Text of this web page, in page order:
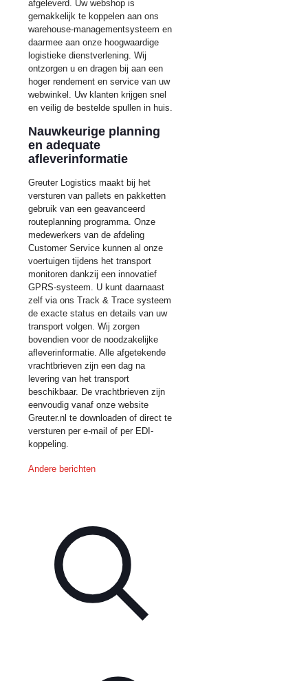
afgeleverd. Uw webshop is
gemakkelijk te koppelen aan ons
warehouse-managementsysteem en
daarmee aan onze hoogwaardige
logistieke dienstverlening. Wij
ontzorgen u en dragen bij aan een
hoger rendement en service van uw
webwinkel. Uw klanten krijgen snel
en veilig de bestelde spullen in huis.
Nauwkeurige planning
en adequate
afleverinformatie
Greuter Logistics maakt bij het
versturen van pallets en pakketten
gebruik van een geavanceerd
routeplanning programma. Onze
medewerkers van de afdeling
Customer Service kunnen al onze
voertuigen tijdens het transport
monitoren dankzij een innovatief
GPRS-systeem. U kunt daarnaast
zelf via ons Track & Trace systeem
de exacte status en details van uw
transport volgen. Wij zorgen
bovendien voor de noodzakelijke
afleverinformatie. Alle afgetekende
vrachtbrieven zijn een dag na
levering van het transport
beschikbaar. De vrachtbrieven zijn
eenvoudig vanaf onze website
Greuter.nl te downloaden of direct te
versturen per e-mail of per EDI-
koppeling.
Andere berichten